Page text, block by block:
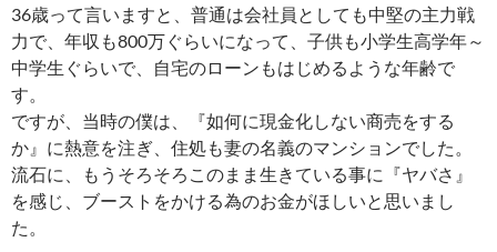
36歳って言いますと、普通は会社員としても中堅の主力戦
力で、年収も800万ぐらいになって、子供も小学生高学年～
中学生ぐらいで、自宅のローンもはじめるような年齢で
す。
ですが、当時の僕は、『如何に現金化しない商売をする
か』に熱意を注ぎ、住処も妻の名義のマンションでした。
流石に、もうそろそろこのまま生きている事に『ヤバさ』
を感じ、ブーストをかける為のお金がほしいと思いまし
た。